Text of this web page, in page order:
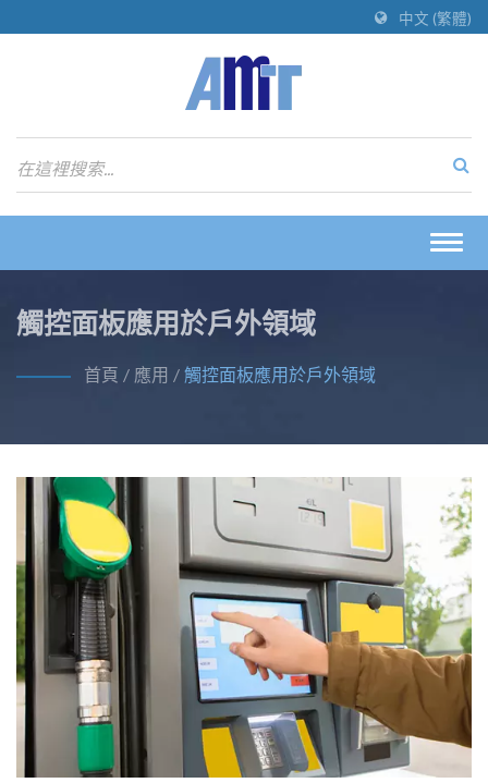
中文 (繁體)
觸控面板應用於戶外領域
首頁 / 應用 / 觸控面板應用於戶外領域